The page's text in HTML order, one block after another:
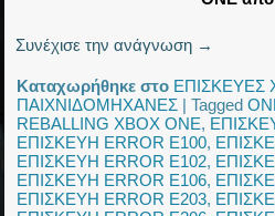
Συνέχισε την ανάγνωση →
Καταχωρήθηκε στο ΕΠΙΣΚΕΥΕΣ
ΠΑΙΧΝΙΔΟΜΗΧΑΝΕΣ |Tagged
REBALLING XBOX ONE,
ΕΠΙΣΚΕΥΗ ERROR E100,
ΕΠΙΣΚΕΥΗ ERROR E102,
ΕΠΙΣΚΕΥΗ ERROR E106,
ΕΠΙΣΚΕΥΗ ERROR E203,